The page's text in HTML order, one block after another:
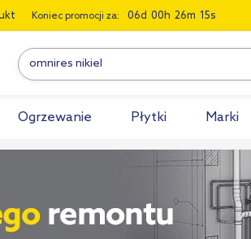
Koniec promocji za: 06 00 26 14
Ogrzewanie Płytki Marki